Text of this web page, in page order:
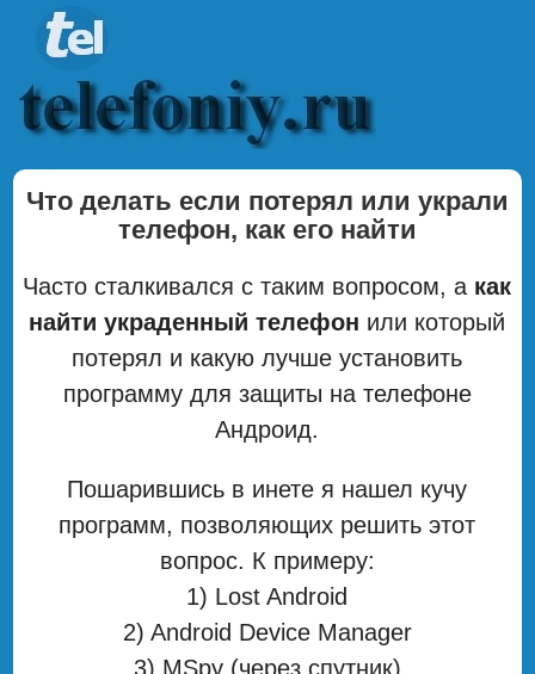
Что делать если потерял или украли
телефон, как его найти
Часто сталкивался с таким вопросом, а как
найти украденный телефон или который
потерял и какую лучше установить
программу для защиты на телефоне
Андроид.
Пошарившись в инете я нашел кучу
программ, позволяющих решить этот
вопрос. К примеру:
1) Lost Android
2) Android Device Manager
3) MSpy (через спутник)